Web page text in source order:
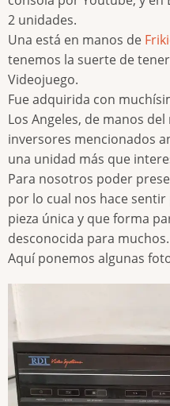
2 unidades.
Una está en manos de
tenemos la suerte de
Videojuego.
Fue adquirida con
Los Angeles, de manos
inversores mencionados
una unidad más que
Para nosotros poder
por lo cual nos hace
pieza única y que forma
desconocida para muchos.
Aquí ponemos algunas